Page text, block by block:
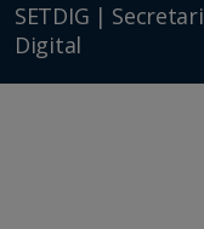
SETDIG |
Digital